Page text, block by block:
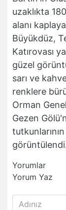
uzaklıkta
alanı
Büyükdüz,
Katırovası
güzel
sarı ve
renklere
Orman
Gezen
Yorumlar
Yorum Yaz